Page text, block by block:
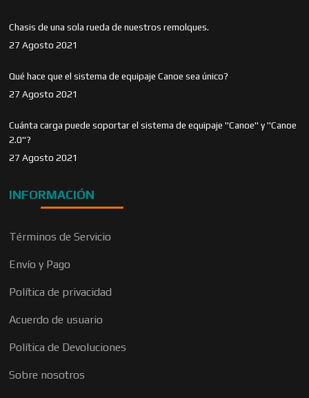
Chasis de una sola rueda de nuestros remolques.
27 Agosto 2021
Qué hace que el sistema de equipaje Canoe sea único?
27 Agosto 2021
Cuánta carga puede soportar el sistema de equipaje "Canoe" y "Canoe
2.0"?
27 Agosto 2021
INFORMACIÓN
Términos de Servicio
Envío y Pago
Política de privacidad
Acuerdo de usuario
Política de Devoluciones
Sobre nosotros